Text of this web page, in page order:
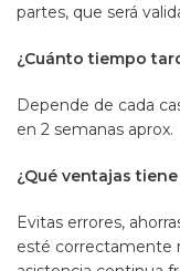
partes, que será
¿Cuánto tiempo
Depende de cada
en 2 semanas aprox.
¿Qué ventajas
Evitas errores,
esté correctamente